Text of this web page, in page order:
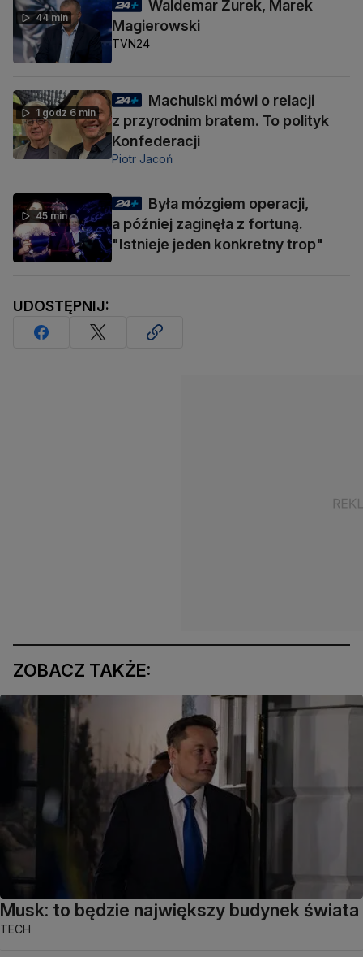
44 min
Waldemar Żurek, Marek
Magierowski
TVN24
1 godz 6 min
Machulski mówi o relacji
z przyrodnim bratem. To polityk
Konfederacji
Piotr Jacoń
45 min
Była mózgiem operacji,
a później zaginęła z fortuną.
"Istnieje jeden konkretny trop"
UDOSTĘPNIJ:
ZOBACZ TAKŻE:
Musk: to będzie największy budynek świata
TECH